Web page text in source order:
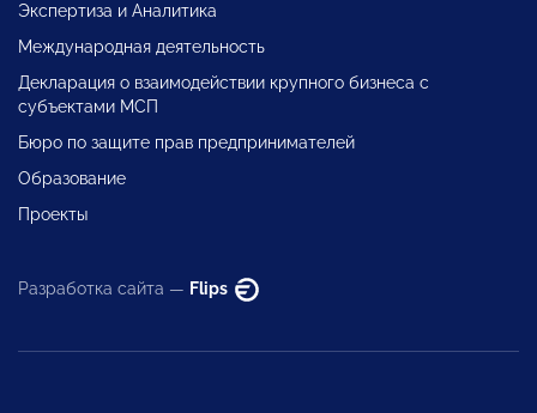
Экспертиза и Аналитика
Международная деятельность
Декларация о взаимодействии крупного бизнеса с
субъектами МСП
Бюро по защите прав предпринимателей
Образование
Проекты
Разработка сайта — Flips